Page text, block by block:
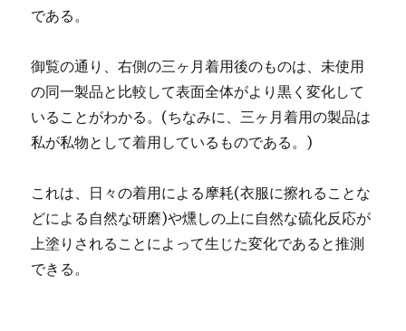
である。
御覧の通り、右側の三ヶ月着用後のものは、未使用
の同一製品と比較して表面全体がより黒く変化して
いることがわかる。(ちなみに、三ヶ月着用の製品は
私が私物として着用しているものである。)
これは、日々の着用による摩耗(衣服に擦れることな
どによる自然な研磨)や燻しの上に自然な硫化反応が
上塗りされることによって生じた変化であると推測
できる。